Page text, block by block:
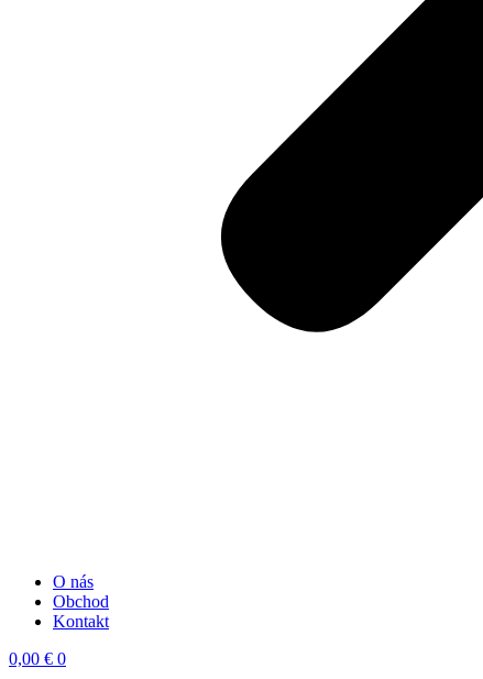
O nás
Obchod
Kontakt
0,00 € 0